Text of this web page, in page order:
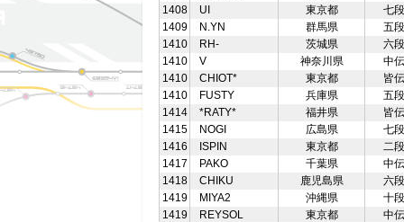
1408
UI 東京都
七段
1409
N.YN 群馬県
五段
1410
RH- 茨城県
六段
1410
V 神奈川県
中伝
1410
CHIOT* 東京都
皆伝
1410
FUSTY 兵庫県
五段
1414
*RATY* 福井県
皆伝
1415
NOGI 広島県
七段
1416
ISPIN 東京都
二段
1417
PAKO 千葉県
中伝
1418
CHIKU 鹿児島県
六段
1419
MIYA2 沖縄県
十段
1419
REYSOL 東京都
中伝